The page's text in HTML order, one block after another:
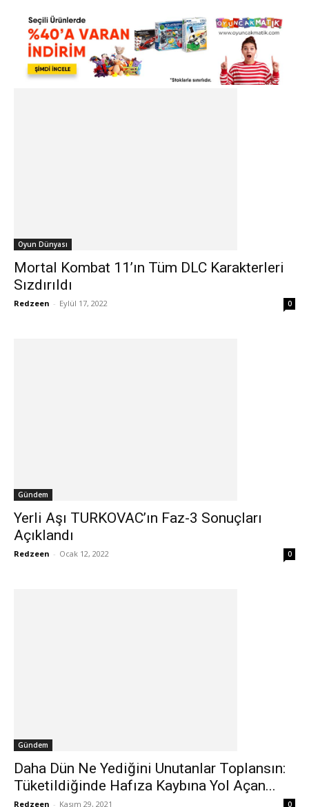
Oyun Dünyası
Mortal Kombat 11’ın Tüm DLC Karakterleri
Sızdırıldı
Redzeen - Eylül 17, 2022 0
Gündem
Yerli Aşı TURKOVAC’ın Faz-3 Sonuçları
Açıklandı
Redzeen - Ocak 12, 2022 0
Gündem
Daha Dün Ne Yediğini Unutanlar Toplansın:
Tüketildiğinde Hafıza Kaybına Yol Açan...
Redzeen - Kasım 29, 2021 0